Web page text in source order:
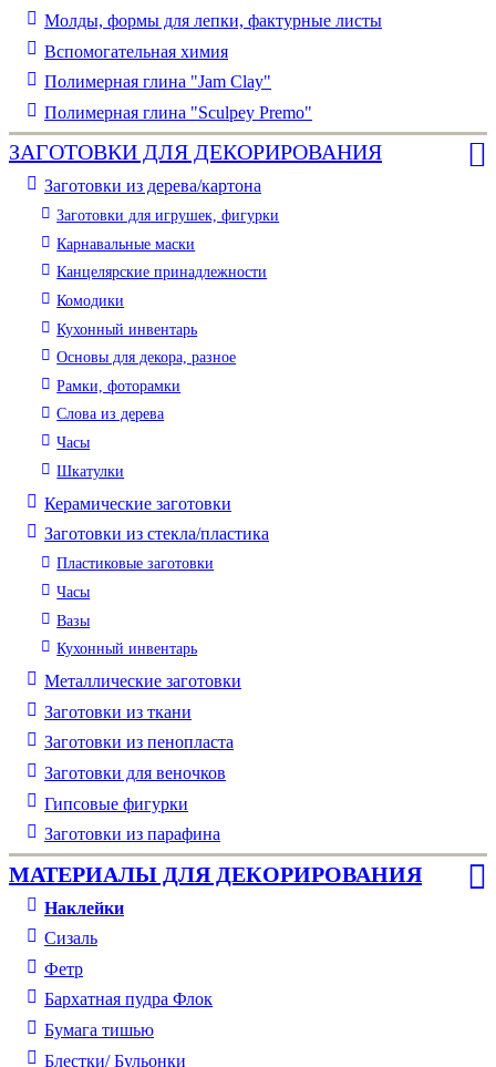
Молды, формы для лепки, фактурные листы
Вспомогательная химия
Полимерная глина "Jam Clay"
Полимерная глина "Sculpey Premo"
ЗАГОТОВКИ ДЛЯ ДЕКОРИРОВАНИЯ
Заготовки из дерева/картона
Заготовки для игрушек, фигурки
Карнавальные маски
Канцелярские принадлежности
Комодики
Кухонный инвентарь
Основы для декора, разное
Рамки, фоторамки
Слова из дерева
Часы
Шкатулки
Керамические заготовки
Заготовки из стекла/пластика
Пластиковые заготовки
Часы
Вазы
Кухонный инвентарь
Металлические заготовки
Заготовки из ткани
Заготовки из пенопласта
Заготовки для веночков
Гипсовые фигурки
Заготовки из парафина
МАТЕРИАЛЫ ДЛЯ ДЕКОРИРОВАНИЯ
Наклейки
Сизаль
Фетр
Бархатная пудра Флок
Бумага тишью
Блестки/ Бульонки